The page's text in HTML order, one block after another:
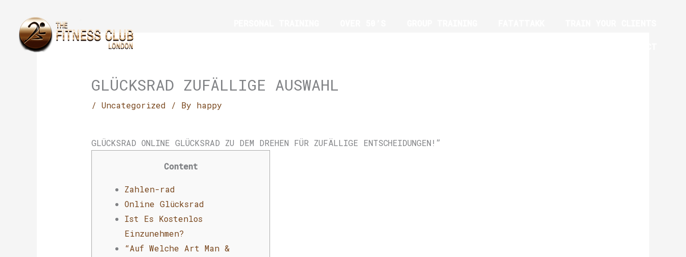
content
GLÜCKSRAD ZUFÄLLIGE AUSWAHL
/ Uncategorized / By happy
GLÜCKSRAD ONLINE GLÜCKSRAD ZU DEM DREHEN FÜR ZUFÄLLIGE ENTSCHEIDUNGEN!”
Content
Zahlen-rad
Online Glücksrad
Ist Es Kostenlos
Einzunehmen?
“Auf Welche Art Man &